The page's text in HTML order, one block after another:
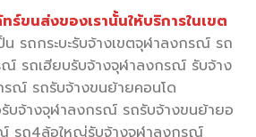
ร์ขนส่งของเรานั้นให้บริการในเขต
น รถกระบะรับจ้างเขตจุฬาลงกรณ์ รถ
รถเฮียบรับจ้างจุฬาลงกรณ์ รับจ้าง
ณ์ รถรับจ้างขนย้ายคอนโด
จ้างจุฬาลงกรณ์ รถรับจ้างขนย้ายอ
รถ4ล้อใหญ่รับจ้างจุฬาลงกรณ์